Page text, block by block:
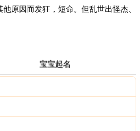
原因而发狂，短命。但乱世出怪杰、
宝宝起名